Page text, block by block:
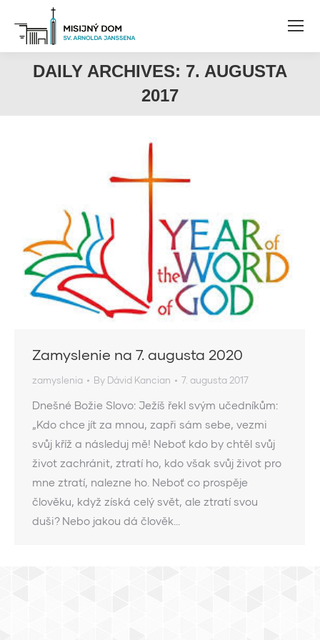
DAILY ARCHIVES: 7. AUGUSTA
2017
Zamyslenie na 7. augusta 2020
zamyslenia By Dávid Kancian 7. augusta 2017
Dnešné Božie Slovo: Ježíš řekl svým učedníkům:
„Kdo chce jít za mnou, zapři sám sebe, vezmi
svůj kříž a následuj mě! Neboť kdo by chtěl svůj
život zachránit, ztratí ho, kdo však svůj život pro
mne ztratí, nalezne ho. Neboť co prospěje
člověku, když získá celý svět, ale ztratí svou
duši? Nebo jakou dá člověk…